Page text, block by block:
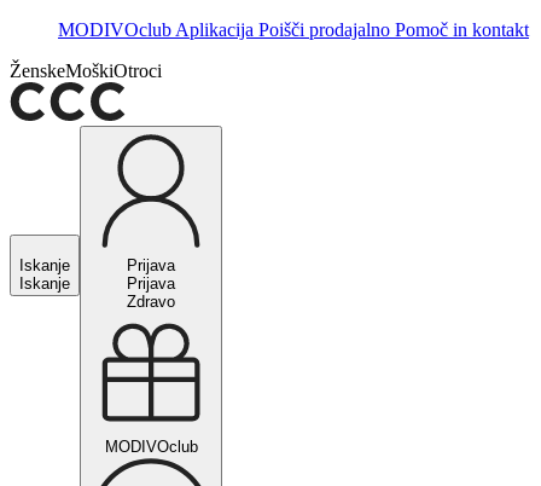
MODIVOclub Aplikacija Poišči prodajalno Pomoč in kontakt
ŽenskeMoškiOtroci
Iskanje
Iskanje
Prijava
Prijava
Zdravo
MODIVOclub